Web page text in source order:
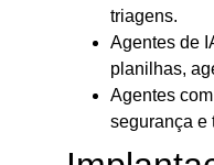
triagens.
Agentes de
planilhas,
Agentes
segurança e